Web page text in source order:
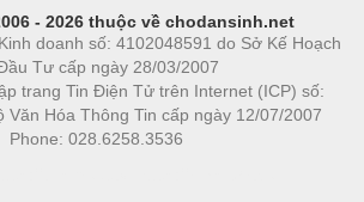
- 2026 thuộc về chodansinh.net
doanh số: 4102048591 do Sở Kế Hoạch
Tư cấp ngày 28/03/2007
trang Tin Điện Tử trên Internet (ICP) số:
Văn Hóa Thông Tin cấp ngày 12/07/2007
Phone: 028.6258.3536